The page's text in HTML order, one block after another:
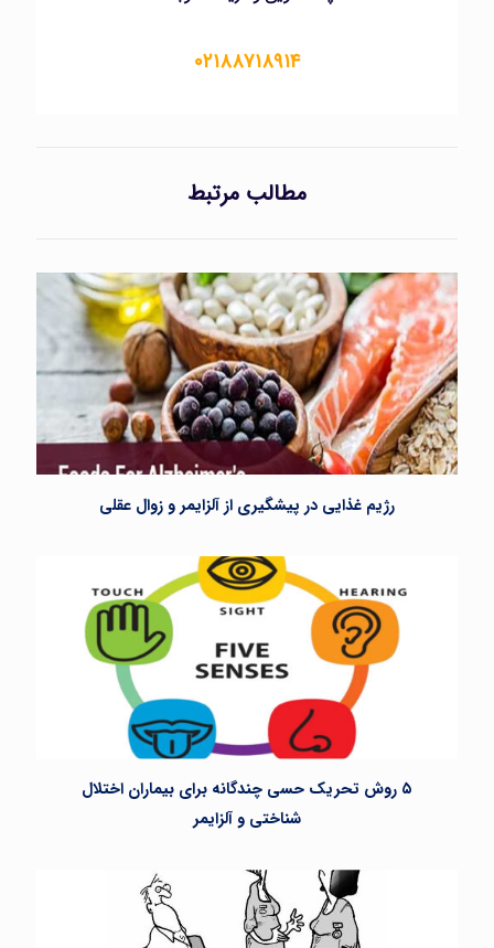
۰۲۱۸۸۷۱۸۹۱۴
مطالب مرتبط
رژیم غذایی در پیشگیری از آلزایمر و زوال عقلی
۵ روش تحریک حسی چندگانه برای بیماران اختلال
شناختی و آلزایمر